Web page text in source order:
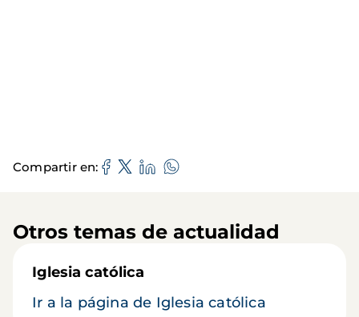
Compartir en
Otros temas de actualidad
Iglesia católica
Ir a la página de Iglesia católica